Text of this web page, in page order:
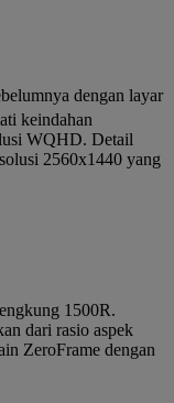
dengan layar
keindahan
WQHD. Detail
2560x1440 yang
1500R.
dari rasio aspek
ZeroFrame dengan